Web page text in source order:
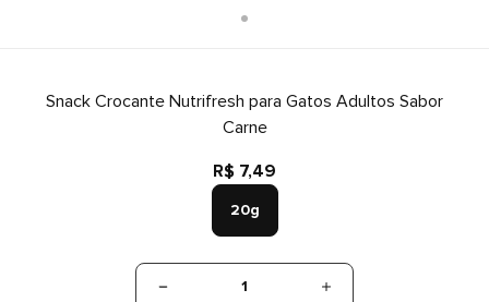
Snack Crocante Nutrifresh para Gatos Adultos Sabor
Carne
R$ 7,49
20g
1